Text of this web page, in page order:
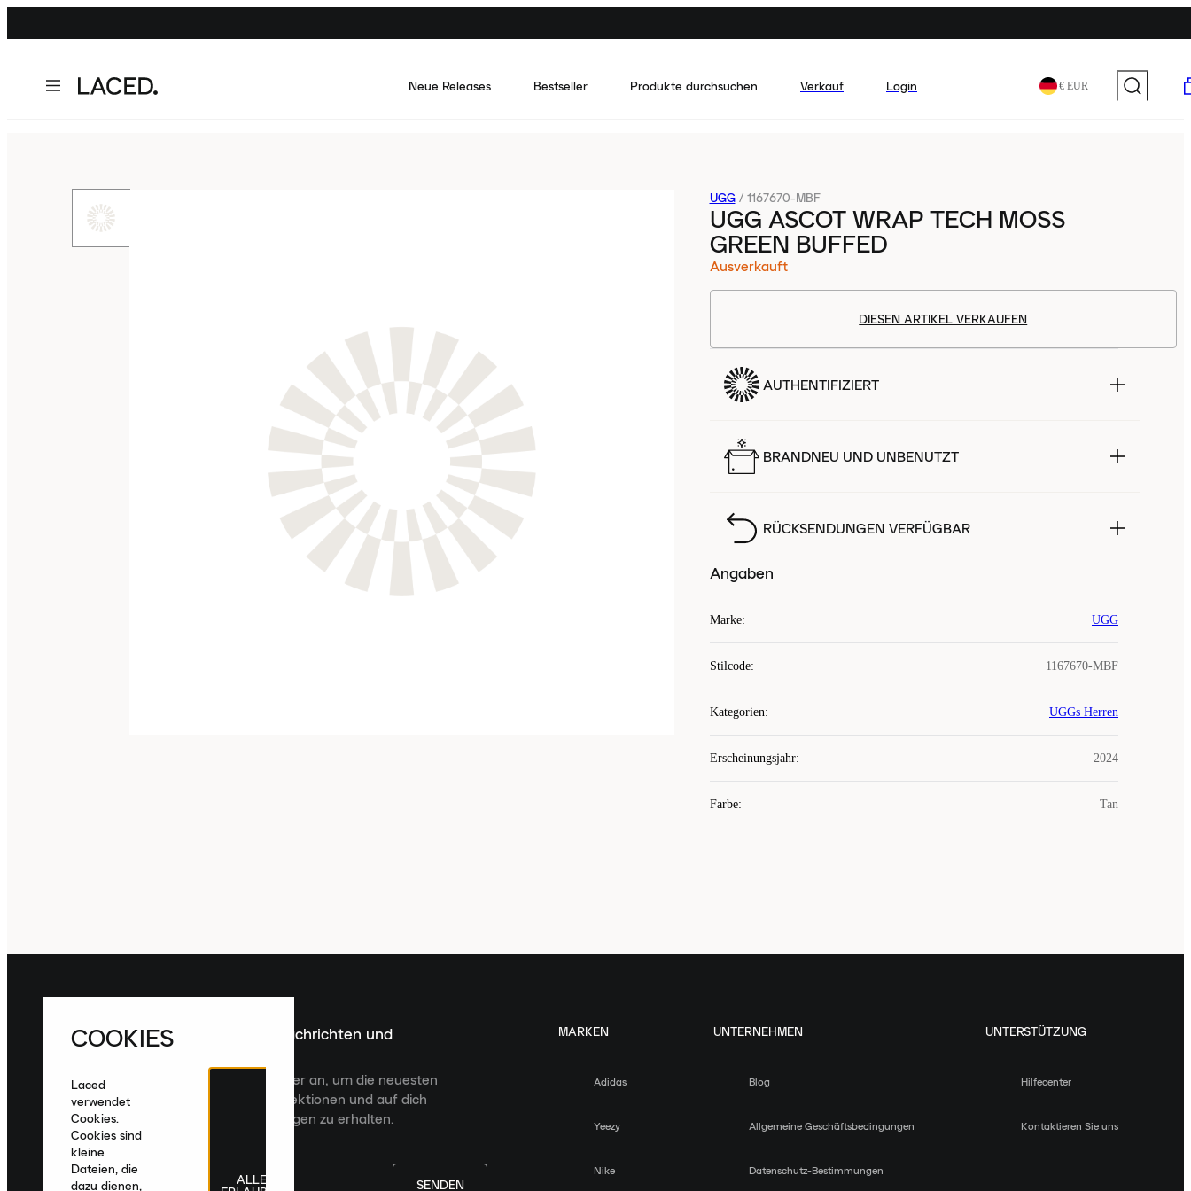
Neue Releases Bestseller Produkte durchsuchen Verkauf Login € EUR
UGG / 1167670-MBF
UGG ASCOT WRAP TECH MOSS
GREEN BUFFED
Ausverkauft
DIESEN ARTIKEL VERKAUFEN
AUTHENTIFIZIERT
BRANDNEU UND UNBENUTZT
RÜCKSENDUNGEN VERFÜGBAR
Angaben
Marke: UGG
Stilcode: 1167670-MBF
Kategorien: UGGs Herren
Erscheinungsjahr: 2024
Farbe: Tan
Melde dich für die neuesten Nachrichten und
Veröffentlichungen an
Melde dich für den Laced Newsletter an, um die neuesten
Veröffentlichungen, kuratierte Kollektionen und auf dich
zugeschnittene Produktempfehlungen zu erhalten.
SENDEN
MARKEN
Adidas
Yeezy
Nike
UNTERNEHMEN
Blog
Allgemeine Geschäftsbedingungen
Datenschutz-Bestimmungen
UNTERSTÜTZUNG
Hilfecenter
Kontaktieren Sie uns
COOKIES
Laced
verwendet
Cookies.
Cookies sind
kleine
Dateien, die
dazu dienen,
ALLE